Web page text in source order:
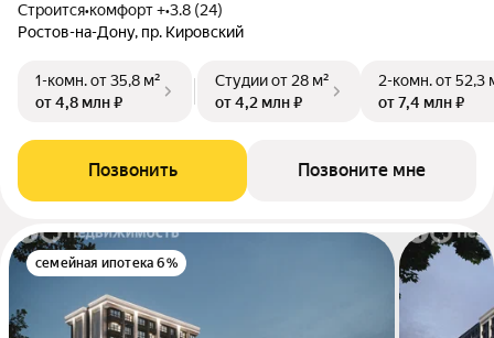
Строится•комфорт +•3.8 (24)
Ростов-на-Дону, пр. Кировский
1-комн.от 35,8 м²
от 4,8 млн ₽
Студииот 28 м²
от 4,2 млн ₽
2-комн.от 52,3
от 7,4 млн ₽
Позвонить Позвоните мне
семейная ипотека 6%